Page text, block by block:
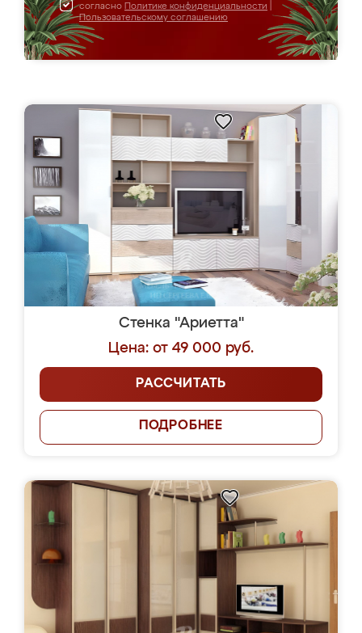
согласно Политике конфиденциальности
Пользовательскому соглашению
Стенка "Ариетта"
Цена: от 49 000 руб.
РАССЧИТАТЬ
ПОДРОБНЕЕ